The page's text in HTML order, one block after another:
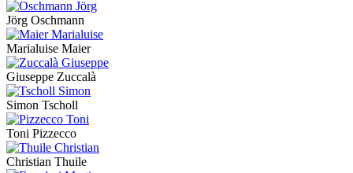
Jörg Oschmann
Marialuise Maier
Giuseppe Zuccalà
Simon Tscholl
Toni Pizzecco
Christian Thuile